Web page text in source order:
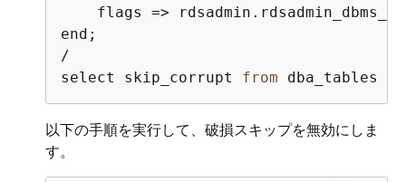
flags
=>
end;
/
select skip_corrupt from dba_tables
以下の手順を実行して、破損スキップを無効にしま
す。